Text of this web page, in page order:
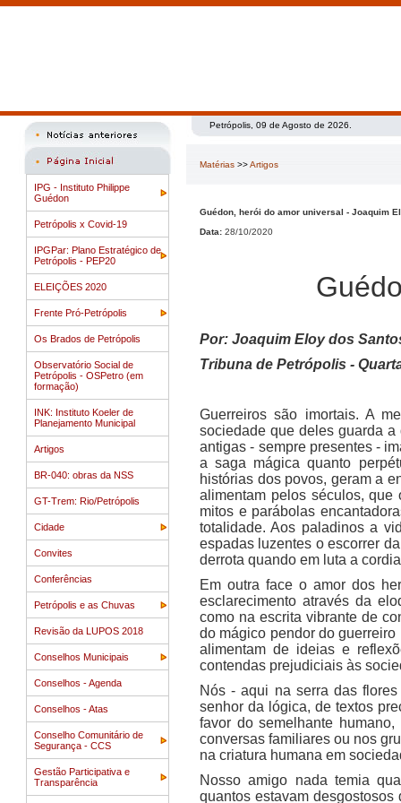
IPG - Instituto Philippe
Guédon
Petrópolis x Covid-19
IPGPar: Plano Estratégico de
Petrópolis - PEP20
ELEIÇÕES 2020
Frente Pró-Petrópolis
Os Brados de Petrópolis
Observatório Social de
Petrópolis - OSPetro (em
formação)
INK: Instituto Koeler de
Planejamento Municipal
Artigos
BR-040: obras da NSS
GT-Trem: Rio/Petrópolis
Cidade
Convites
Conferências
Petrópolis e as Chuvas
Revisão da LUPOS 2018
Conselhos Municipais
Conselhos - Agenda
Conselhos - Atas
Conselho Comunitário de
Segurança - CCS
Gestão Participativa e
Transparência
Petrópolis, 09 de Agosto de 2026.
Matérias >>Artigos
Guédon, herói do amor universal - Joaquim
Data: 28/10/2020
Por: Joaquim Eloy dos
Tribuna de Petrópolis -
Guerreiros são imortais. A
sociedade que deles guarda
antigas - sempre presentes -
a saga mágica quanto
histórias dos povos, geram a
alimentam pelos séculos,
mitos e parábolas
totalidade. Aos paladinos a
espadas luzentes o escorrer
derrota quando em luta a
Em outra face o amor dos
esclarecimento através da
como na escrita vibrante de
do mágico pendor do
alimentam de ideias e
contendas prejudiciais às
Nós - aqui na serra das
senhor da lógica, de textos
favor do semelhante
conversas familiares ou nos
na criatura humana em
Nosso amigo nada temia
quantos estavam